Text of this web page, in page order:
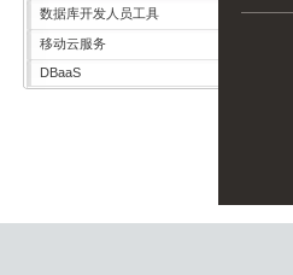
数据库开发人员工具
移动云服务
DBaaS